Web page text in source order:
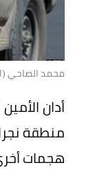
محمد الصاحي
أدان
منطقة
هجمات